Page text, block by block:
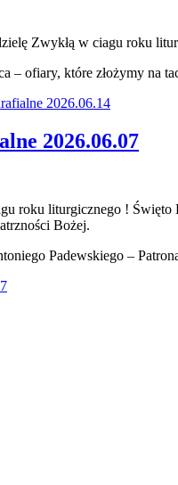
Zwykłą w ciagu roku
– ofiary, które złożymy na
2026.06.14
2026.06.07
roku liturgicznego ! Święto
Bożej.
Padewskiego –